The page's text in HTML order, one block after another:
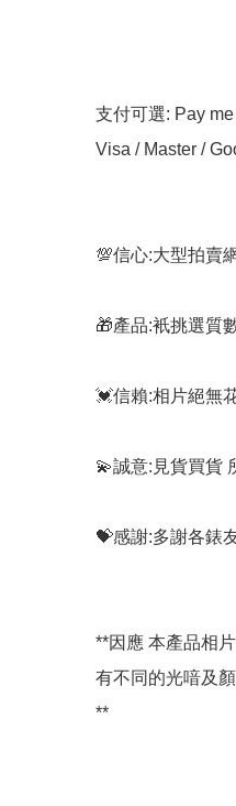
支付可選: Pay
Visa / Master /
💯信心:大型拍賣
🎁產品:衹挑選質
💓信賴:相片絕無
💫誠意:見貨買貨
💝感謝:多謝各錶
**因應 本產品相
有不同的光喑及